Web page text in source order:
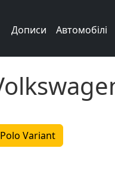
Дописи Автомобілі
Variant